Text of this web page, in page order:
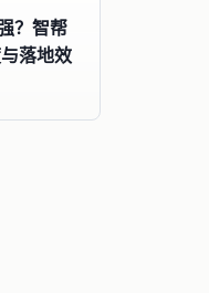
？智帮
落地效